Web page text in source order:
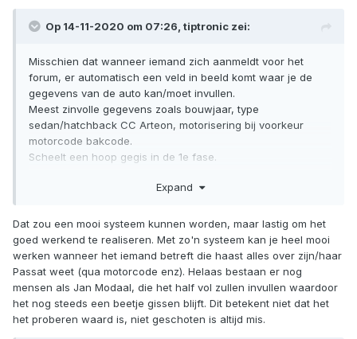
Op 14-11-2020 om 07:26, tiptronic zei:
Misschien dat wanneer iemand zich aanmeldt voor het
forum, er automatisch een veld in beeld komt waar je de
gegevens van de auto kan/moet invullen.
Meest zinvolle gegevens zoals bouwjaar, type
sedan/hatchback CC Arteon, motorisering bij voorkeur
motorcode bakcode.
Scheelt een hoop gegis in de 1e fase.
Verstuurd vanaf mijn SM-A920F met Tapatalk
Expand
Dat zou een mooi systeem kunnen worden, maar lastig om het
goed werkend te realiseren. Met zo'n systeem kan je heel mooi
werken wanneer het iemand betreft die haast alles over zijn/haar
Passat weet (qua motorcode enz). Helaas bestaan er nog
mensen als Jan Modaal, die het half vol zullen invullen waardoor
het nog steeds een beetje gissen blijft. Dit betekent niet dat het
het proberen waard is, niet geschoten is altijd mis.